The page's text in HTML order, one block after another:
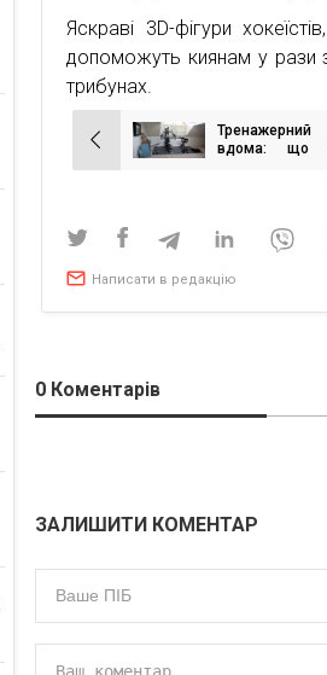
Яскраві 3D-фігури
допоможуть киянам у рази
трибунах.
Навігація
записів
вдома: що
Написати в редакцію
0 Коментарів
ЗАЛИШИТИ КОМЕНТАР